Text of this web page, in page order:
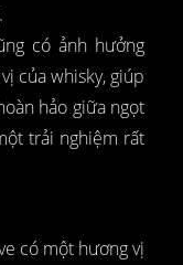
có ảnh hưởng
của whisky, giúp
hảo giữa ngọt
trải nghiệm rất
có một hương vị